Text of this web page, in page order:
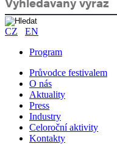
CZ
EN
Program
Průvodce festivalem
O nás
Aktuality
Press
Industry
Celoroční aktivity
Kontakty